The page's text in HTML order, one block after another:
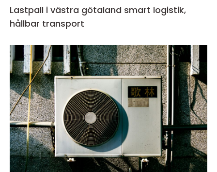
Lastpall i västra götaland smart logistik,
hållbar transport